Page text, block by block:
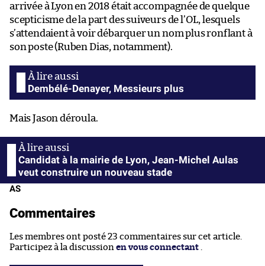
arrivée à Lyon en 2018 était accompagnée de quelque
scepticisme de la part des suiveurs de l’OL, lesquels
s’attendaient à voir débarquer un nom plus ronflant à
son poste (Ruben Dias, notamment).
Dembélé-Denayer, Messieurs plus
Mais Jason déroula.
Candidat à la mairie de Lyon, Jean-Michel Aulas
veut construire un nouveau stade
AS
Commentaires
Les membres ont posté 23 commentaires sur cet article.
Participez à la discussion en vous connectant